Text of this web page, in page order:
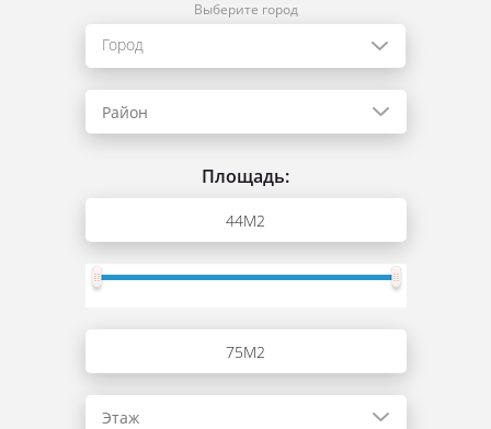
Выберите город
Город
Район
Площадь:
Этаж